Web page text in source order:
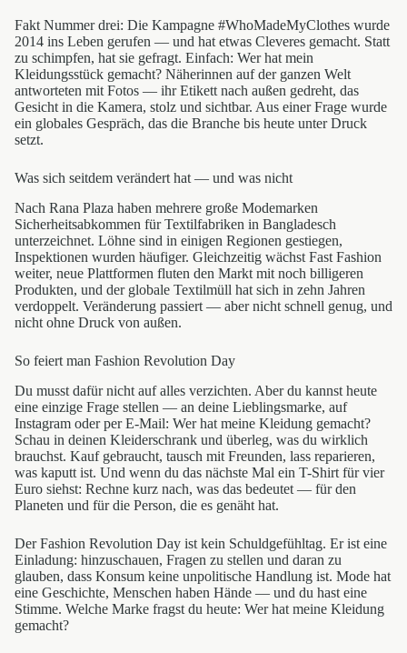
Fakt Nummer drei: Die Kampagne #WhoMadeMyClothes wurde
2014 ins Leben gerufen — und hat etwas Cleveres gemacht. Statt
zu schimpfen, hat sie gefragt. Einfach: Wer hat mein
Kleidungsstück gemacht? Näherinnen auf der ganzen Welt
antworteten mit Fotos — ihr Etikett nach außen gedreht, das
Gesicht in die Kamera, stolz und sichtbar. Aus einer Frage wurde
ein globales Gespräch, das die Branche bis heute unter Druck
setzt.
Was sich seitdem verändert hat — und was nicht
Nach Rana Plaza haben mehrere große Modemarken
Sicherheitsabkommen für Textilfabriken in Bangladesch
unterzeichnet. Löhne sind in einigen Regionen gestiegen,
Inspektionen wurden häufiger. Gleichzeitig wächst Fast Fashion
weiter, neue Plattformen fluten den Markt mit noch billigeren
Produkten, und der globale Textilmüll hat sich in zehn Jahren
verdoppelt. Veränderung passiert — aber nicht schnell genug, und
nicht ohne Druck von außen.
So feiert man Fashion Revolution Day
Du musst dafür nicht auf alles verzichten. Aber du kannst heute
eine einzige Frage stellen — an deine Lieblingsmarke, auf
Instagram oder per E-Mail: Wer hat meine Kleidung gemacht?
Schau in deinen Kleiderschrank und überleg, was du wirklich
brauchst. Kauf gebraucht, tausch mit Freunden, lass reparieren,
was kaputt ist. Und wenn du das nächste Mal ein T-Shirt für vier
Euro siehst: Rechne kurz nach, was das bedeutet — für den
Planeten und für die Person, die es genäht hat.
Der Fashion Revolution Day ist kein Schuldgefühltag. Er ist eine
Einladung: hinzuschauen, Fragen zu stellen und daran zu
glauben, dass Konsum keine unpolitische Handlung ist. Mode hat
eine Geschichte, Menschen haben Hände — und du hast eine
Stimme. Welche Marke fragst du heute: Wer hat meine Kleidung
gemacht?